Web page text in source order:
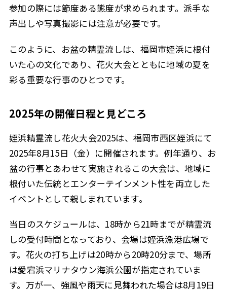
参加の際には節度ある態度が求められます。派手な
声出しや写真撮影には注意が必要です。
このように、お盆の精霊流しは、福岡市姪浜に根付
いた心の文化であり、花火大会とともに地域の夏を
彩る重要な行事のひとつです。
2025年の開催日程と見どころ
姪浜精霊流し花火大会2025は、福岡市西区姪浜にて
2025年8月15日（金）に開催されます。例年通り、お
盆の行事とあわせて実施されるこの大会は、地域に
根付いた伝統とエンターテインメント性を両立した
イベントとして親しまれています。
当日のスケジュールは、18時から21時までが精霊流
しの受付時間となっており、会場は姪浜漁港広場で
す。花火の打ち上げは20時から20時20分まで、場所
は愛宕浜マリナタウン海浜公園が指定されていま
す。万が一、強風や雨天に見舞われた場合は8月19日